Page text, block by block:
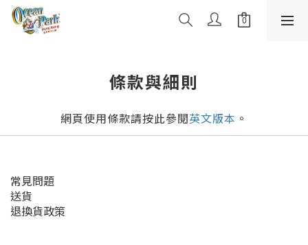
條款與細則
網頁使用條款請按此參閱英文版本 。
常見問題
送貨
退換貨政策